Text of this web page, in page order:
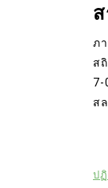
ภ
ส
7-
ส
ป